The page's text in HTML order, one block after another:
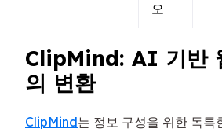
오
ClipMind: AI 기반
의 변환
ClipMind는 정보 구성을 위한 독